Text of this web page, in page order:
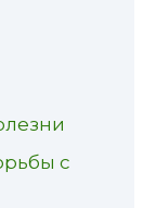
с